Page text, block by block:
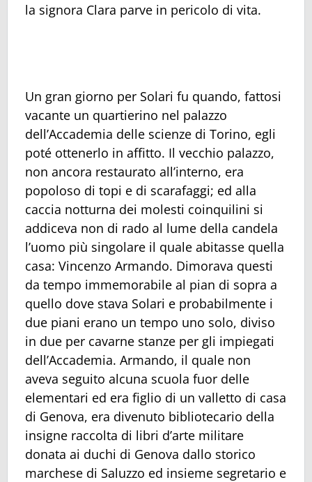
la signora Clara parve in pericolo di vita.
Un gran giorno per Solari fu quando, fattosi
vacante un quartierino nel palazzo
dell’Accademia delle scienze di Torino, egli
poté ottenerlo in affitto. Il vecchio palazzo,
non ancora restaurato all’interno, era
popoloso di topi e di scarafaggi; ed alla
caccia notturna dei molesti coinquilini si
addiceva non di rado al lume della candela
l’uomo più singolare il quale abitasse quella
casa: Vincenzo Armando. Dimorava questi
da tempo immemorabile al pian di sopra a
quello dove stava Solari e probabilmente i
due piani erano un tempo uno solo, diviso
in due per cavarne stanze per gli impiegati
dell’Accademia. Armando, il quale non
aveva seguito alcuna scuola fuor delle
elementari ed era figlio di un valletto di casa
di Genova, era divenuto bibliotecario della
insigne raccolta di libri d’arte militare
donata ai duchi di Genova dallo storico
marchese di Saluzzo ed insieme segretario e